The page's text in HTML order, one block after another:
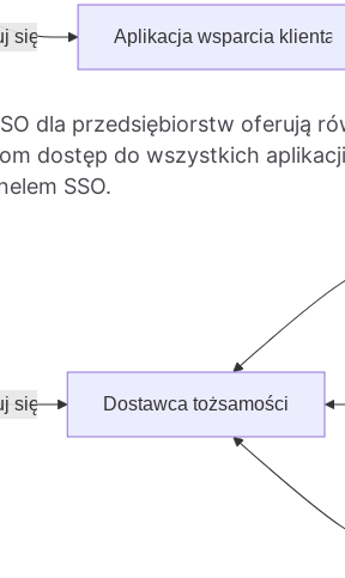
dla przedsiębiorstw oferują
dostęp do wszystkich
SSO.